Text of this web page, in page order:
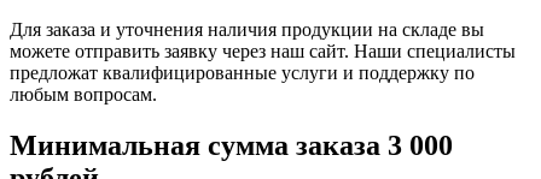
Для заказа и уточнения наличия продукции на складе вы
можете отправить заявку через наш сайт. Наши специалисты
предложат квалифицированные услуги и поддержку по
любым вопросам.
Минимальная сумма заказа 3 000